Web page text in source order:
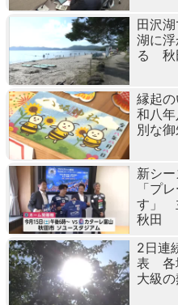
田沢
湖に
る 秋
縁起
和八
別な
新シ
「プ
す」
秋田
2日連
表 各
大級